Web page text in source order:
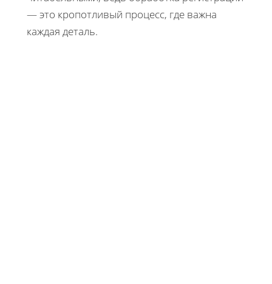
— это кропотливый процесс, где важна
каждая деталь.